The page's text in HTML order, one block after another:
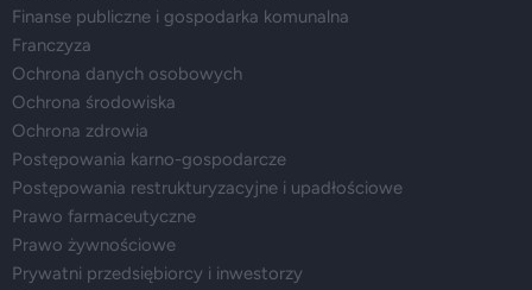
Finanse publiczne i gospodarka komunalna
Franczyza
Ochrona danych osobowych
Ochrona środowiska
Ochrona zdrowia
Postępowania karno-gospodarcze
Postępowania restrukturyzacyjne i upadłościowe
Prawo farmaceutyczne
Prawo żywnościowe
Prywatni przedsiębiorcy i inwestorzy